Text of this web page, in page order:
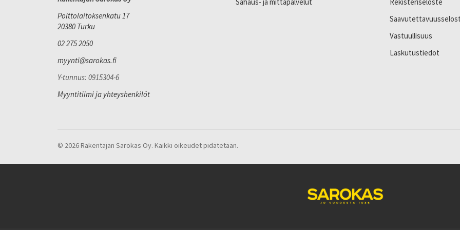
Polttolaitoksenkatu 17
20380 Turku
02 275 2050
myynti@sarokas.fi
Y-tunnus: 0915304-6
Myyntitiimi ja yhteyshenkilöt
Vastuullisuus
Laskutustiedot
© 2026 Rakentajan Sarokas Oy. Kaikki oikeudet pidätetään.